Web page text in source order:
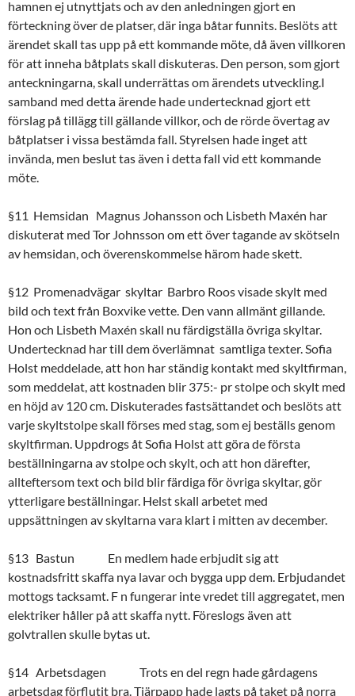
hamnen ej utnyttjats och av den anledningen gjort en
förteckning över de platser, där inga båtar funnits. Beslöts att
ärendet skall tas upp på ett kommande möte, då även villkoren
för att inneha båtplats skall diskuteras. Den person, som gjort
anteckningarna, skall underrättas om ärendets utveckling.I
samband med detta ärende hade undertecknad gjort ett
förslag på tillägg till gällande villkor, och de rörde övertag av
båtplatser i vissa bestämda fall. Styrelsen hade inget att
invända, men beslut tas även i detta fall vid ett kommande
möte.
§11 Hemsidan Magnus Johansson och Lisbeth Maxén har
diskuterat med Tor Johnsson om ett över tagande av skötseln
av hemsidan, och överenskommelse härom hade skett.
§12 Promenadvägar  skyltar Barbro Roos visade skylt med
bild och text från Boxvike vette. Den vann allmänt gillande.
Hon och Lisbeth Maxén skall nu färdigställa övriga skyltar.
Undertecknad har till dem överlämnat samtliga texter. Sofia
Holst meddelade, att hon har ständig kontakt med skyltfirman,
som meddelat, att kostnaden blir 375:- pr stolpe och skylt med
en höjd av 120 cm. Diskuterades fastsättandet och beslöts att
varje skyltstolpe skall förses med stag, som ej beställs genom
skyltfirman. Uppdrogs åt Sofia Holst att göra de första
beställningarna av stolpe och skylt, och att hon därefter,
allteftersom text och bild blir färdiga för övriga skyltar, gör
ytterligare beställningar. Helst skall arbetet med
uppsättningen av skyltarna vara klart i mitten av december.
§13 Bastun En medlem hade erbjudit sig att
kostnadsfritt skaffa nya lavar och bygga upp dem. Erbjudandet
mottogs tacksamt. F n fungerar inte vredet till aggregatet, men
elektriker håller på att skaffa nytt. Föreslogs även att
golvtrallen skulle bytas ut.
§14 Arbetsdagen Trots en del regn hade gårdagens
arbetsdag förflutit bra. Tjärpapp hade lagts på taket på norra